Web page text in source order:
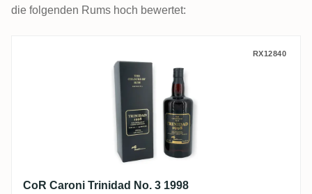
die folgenden Rums hoch bewertet:
RX12840
CoR Caroni Trinidad No. 3 1998